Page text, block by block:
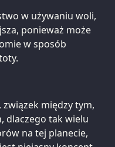
w używaniu woli,
ponieważ może
w sposób
między tym,
dlaczego tak wielu
na tej planecie,